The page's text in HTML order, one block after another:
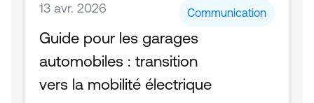
13 avr. 2026 Communication
Guide pour les garages
automobiles : transition
vers la mobilité électrique